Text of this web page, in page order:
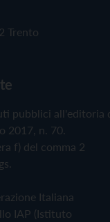
Trento
pubblici all'editoria
2017, n. 70.
f) del comma 2
Italiana
IAP (Istituto